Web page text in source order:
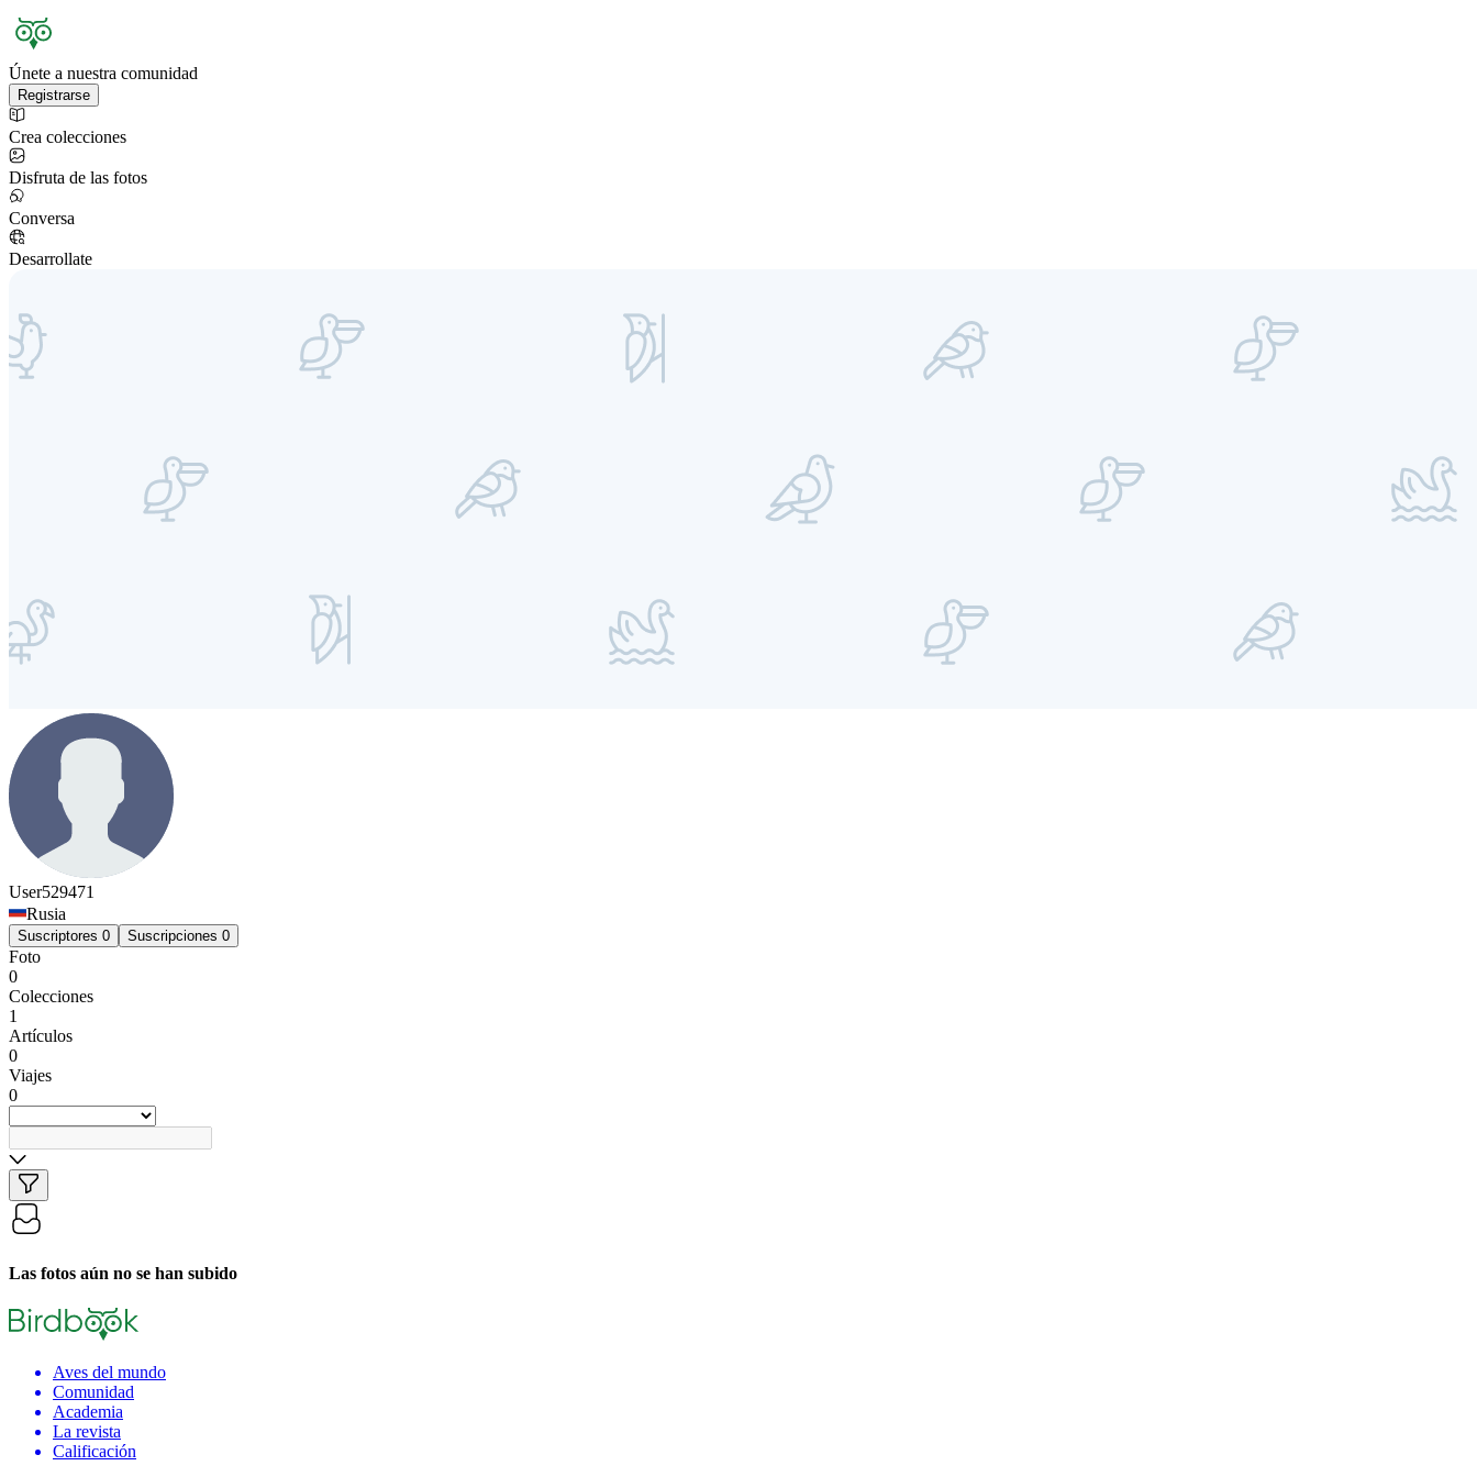
Únete a nuestra comunidad
Registrarse
Crea colecciones
Disfruta de las fotos
Conversa
Desarrollate
User529471
Rusia
Suscriptores 0 Suscripciones 0
Foto
0
Colecciones
1
Artículos
0
Viajes
0
Las fotos aún no se han subido
Aves del mundo
Comunidad
Academia
La revista
Calificación